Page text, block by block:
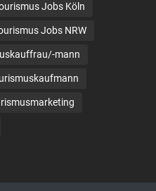
Jobs Köln
Jobs NRW
mann